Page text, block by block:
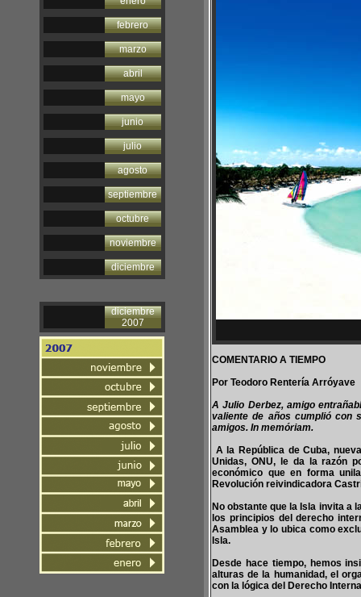
febrero
marzo
abril
mayo
junio
julio
agosto
septiembre
octubre
noviembre
diciembre
diciembre
2007
COMENTARIO A TIEMPO
Por Teodoro Rentería Arróyave
A Julio Derbez, amigo
valiente de años cumplió con
amigos. In memóriam.
A la República de Cuba,
Unidas, ONU, le da la razón
económico que en forma
Revolución reivindicadora
No obstante que la Isla invita a
los principios del derecho
Asamblea y lo ubica como
Isla.
Desde hace tiempo, hemos
alturas de la humanidad, el
con la lógica del Derecho